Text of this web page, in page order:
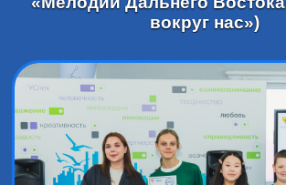
вокруг нас»)